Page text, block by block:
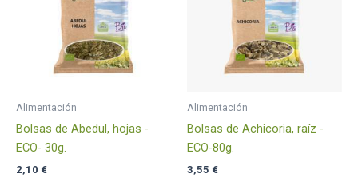
Alimentación
Bolsas de Abedul, hojas -
ECO- 30g.
2,10 €
Alimentación
Bolsas de Achicoria, raíz -
ECO-80g.
3,55 €